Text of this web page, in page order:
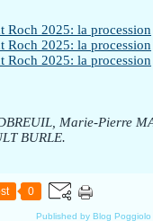
Marie-Pierre
BURLE.
0
Published by Blog Poggiolo